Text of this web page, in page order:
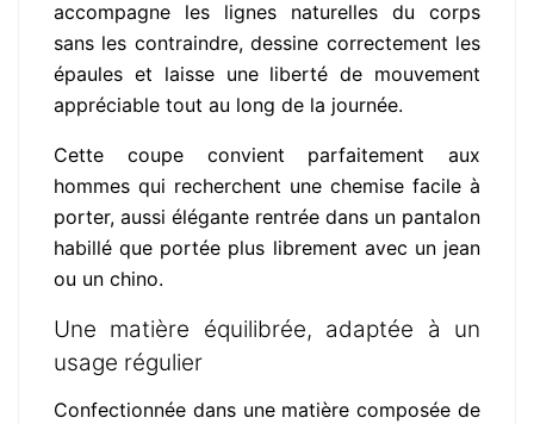
accompagne les lignes naturelles du corps
sans les contraindre, dessine correctement les
épaules et laisse une liberté de mouvement
appréciable tout au long de la journée.
Cette coupe convient parfaitement aux
hommes qui recherchent une chemise facile à
porter, aussi élégante rentrée dans un pantalon
habillé que portée plus librement avec un jean
ou un chino.
Une matière équilibrée, adaptée à un
usage régulier
Confectionnée dans une matière composée de